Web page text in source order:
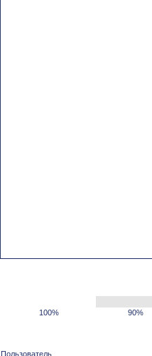
100% 90%
Пользователь